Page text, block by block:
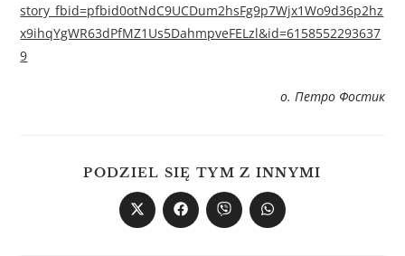
story_fbid=pfbid0otNdC9UCDum2hsFg9p7Wjx1Wo9d36p2hz
x9ihqYgWR63dPfMZ1Us5DahmpveFELzl&id=6158552293637
9
о. Петро Фостик
PODZIEL SIĘ TYM Z INNYMI